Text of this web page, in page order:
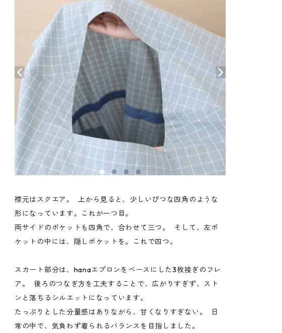
襟元はスクエア。 上から見ると、少しいびつな四角のような
形になっています。これが一つ目。
両サイドのポケットも四角で、合わせて三つ。 そして、左ポ
ケットの中には、隠しポケットを。これで四つ。
スカート部分は、hanaエプロンをベースにした3枚接ぎのフレ
ア。 後ろのつなぎ方を工夫することで、広がりすぎず、スト
ンと落ちるシルエットになっています。
たっぷりとした分量感はありながら、甘くなりすぎない。 日
常の中で、気負わず着られるバランスを目指しました。